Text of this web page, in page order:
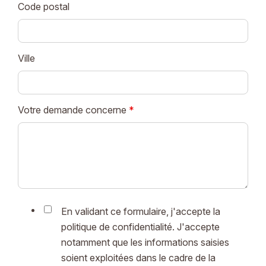
Code postal
Ville
Votre demande concerne *
En validant ce formulaire, j'accepte la
politique de confidentialité. J'accepte
notamment que les informations saisies
soient exploitées dans le cadre de la